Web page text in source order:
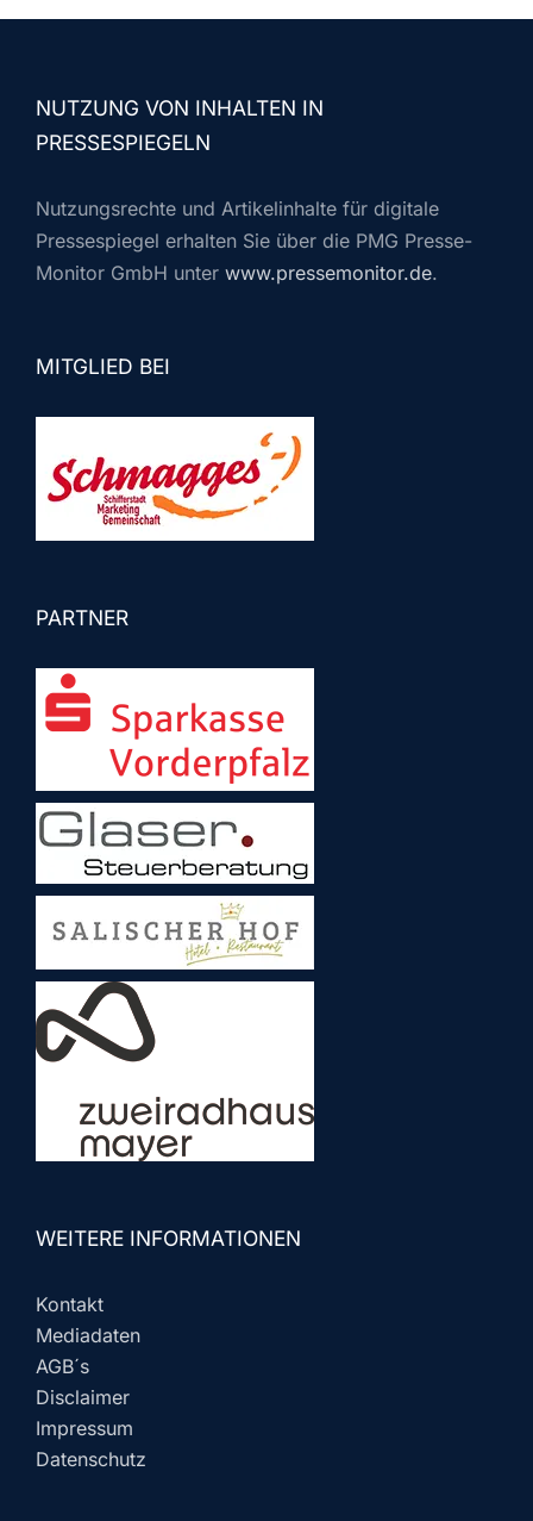
NUTZUNG VON INHALTEN IN
PRESSESPIEGELN
Nutzungsrechte und Artikelinhalte für digitale
Pressespiegel erhalten Sie über die PMG Presse-
Monitor GmbH unter www.pressemonitor.de.
MITGLIED BEI
PARTNER
WEITERE INFORMATIONEN
Kontakt
Mediadaten
AGB´s
Disclaimer
Impressum
Datenschutz